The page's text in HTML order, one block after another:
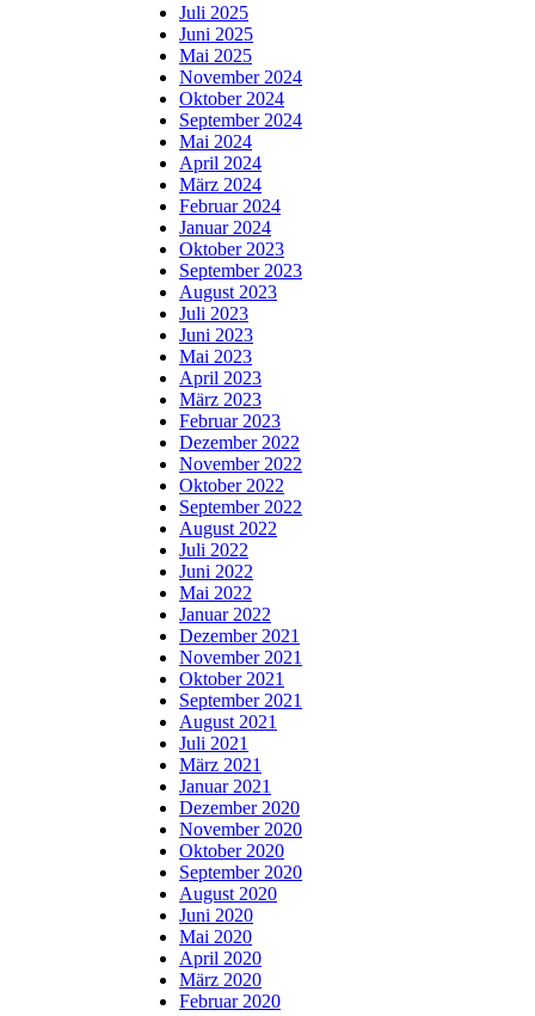
Juli 2025
Juni 2025
Mai 2025
November 2024
Oktober 2024
September 2024
Mai 2024
April 2024
März 2024
Februar 2024
Januar 2024
Oktober 2023
September 2023
August 2023
Juli 2023
Juni 2023
Mai 2023
April 2023
März 2023
Februar 2023
Dezember 2022
November 2022
Oktober 2022
September 2022
August 2022
Juli 2022
Juni 2022
Mai 2022
Januar 2022
Dezember 2021
November 2021
Oktober 2021
September 2021
August 2021
Juli 2021
März 2021
Januar 2021
Dezember 2020
November 2020
Oktober 2020
September 2020
August 2020
Juni 2020
Mai 2020
April 2020
März 2020
Februar 2020